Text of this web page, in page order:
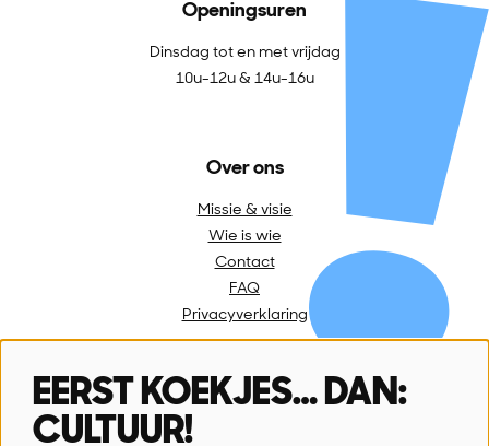
Openingsuren
Dinsdag tot en met vrijdag
10u-12u & 14u-16u
Over ons
Missie & visie
Wie is wie
Contact
FAQ
Privacyverklaring
Volg ons
EERST KOEKJES… DAN:
CULTUUR!